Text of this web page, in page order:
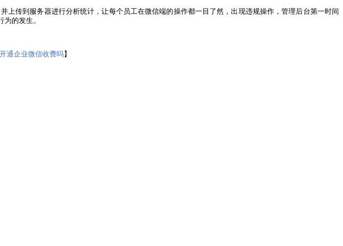
上传到服务器进行分析统计，让每个员工在微信端的操作都一目了然，出现违规操作，管理后台第一时间
的发生。
开通企业微信收费吗】